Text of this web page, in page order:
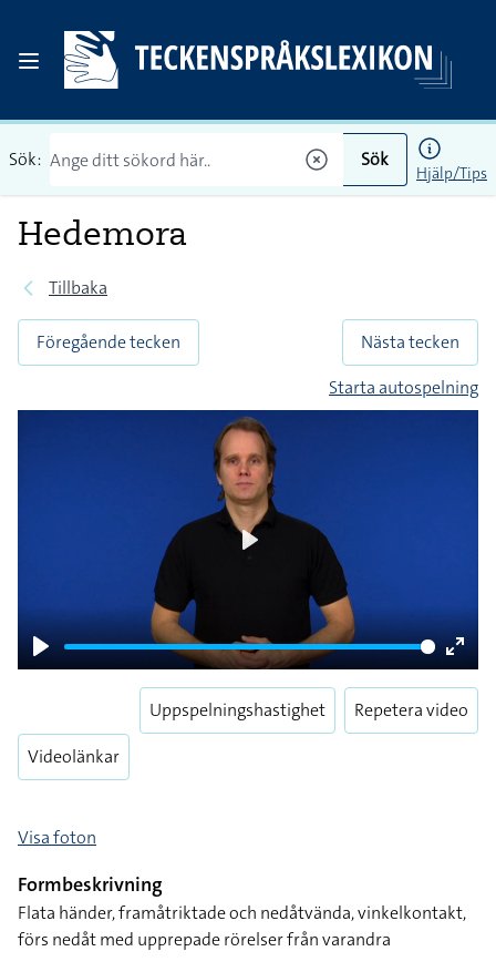
Sök: Sök
Hjälp/Tips
Hedemora
Tillbaka
Föregående tecken
Nästa tecken
Starta autospelning
Play
Enter
Videolänkar
Uppspelningshastighet Repetera video
Visa foton
Formbeskrivning
Flata händer, framåtriktade och nedåtvända, vinkelkontakt,
förs nedåt med upprepade rörelser från varandra